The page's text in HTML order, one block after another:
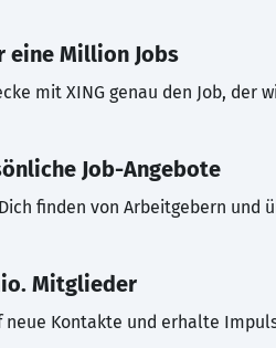
eine Million Jobs
mit XING genau den Job, der
Job-Angebote
finden von Arbeitgebern und
Mitglieder
neue Kontakte und erhalte